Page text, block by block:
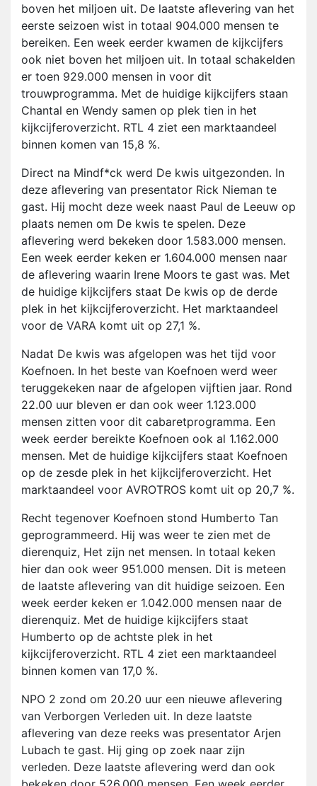
boven het miljoen uit. De laatste aflevering van het
eerste seizoen wist in totaal 904.000 mensen te
bereiken. Een week eerder kwamen de kijkcijfers
ook niet boven het miljoen uit. In totaal schakelden
er toen 929.000 mensen in voor dit
trouwprogramma. Met de huidige kijkcijfers staan
Chantal en Wendy samen op plek tien in het
kijkcijferoverzicht. RTL 4 ziet een marktaandeel
binnen komen van 15,8 %.
Direct na Mindf*ck werd De kwis uitgezonden. In
deze aflevering van presentator Rick Nieman te
gast. Hij mocht deze week naast Paul de Leeuw op
plaats nemen om De kwis te spelen. Deze
aflevering werd bekeken door 1.583.000 mensen.
Een week eerder keken er 1.604.000 mensen naar
de aflevering waarin Irene Moors te gast was. Met
de huidige kijkcijfers staat De kwis op de derde
plek in het kijkcijferoverzicht. Het marktaandeel
voor de VARA komt uit op 27,1 %.
Nadat De kwis was afgelopen was het tijd voor
Koefnoen. In het beste van Koefnoen werd weer
teruggekeken naar de afgelopen vijftien jaar. Rond
22.00 uur bleven er dan ook weer 1.123.000
mensen zitten voor dit cabaretprogramma. Een
week eerder bereikte Koefnoen ook al 1.162.000
mensen. Met de huidige kijkcijfers staat Koefnoen
op de zesde plek in het kijkcijferoverzicht. Het
marktaandeel voor AVROTROS komt uit op 20,7 %.
Recht tegenover Koefnoen stond Humberto Tan
geprogrammeerd. Hij was weer te zien met de
dierenquiz, Het zijn net mensen. In totaal keken
hier dan ook weer 951.000 mensen. Dit is meteen
de laatste aflevering van dit huidige seizoen. Een
week eerder keken er 1.042.000 mensen naar de
dierenquiz. Met de huidige kijkcijfers staat
Humberto op de achtste plek in het
kijkcijferoverzicht. RTL 4 ziet een marktaandeel
binnen komen van 17,0 %.
NPO 2 zond om 20.20 uur een nieuwe aflevering
van Verborgen Verleden uit. In deze laatste
aflevering van deze reeks was presentator Arjen
Lubach te gast. Hij ging op zoek naar zijn
verleden. Deze laatste aflevering werd dan ook